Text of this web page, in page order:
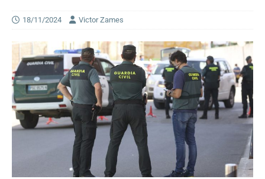
18/11/2024 Victor Zames